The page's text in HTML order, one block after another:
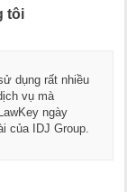
tôi
dụng rất nhiều
vụ mà
ngày
của IDJ Group.